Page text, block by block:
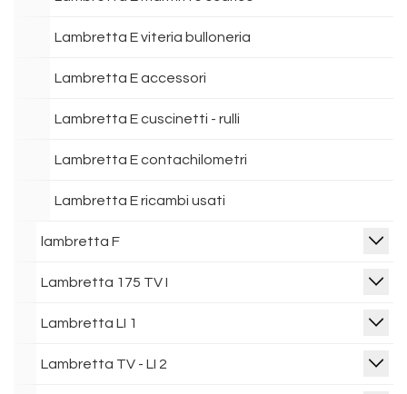
Lambretta E viteria bulloneria
Lambretta E accessori
Lambretta E cuscinetti - rulli
Lambretta E contachilometri
Lambretta E ricambi usati
lambretta F
Lambretta 175 TV I
Lambretta LI 1
Lambretta TV - LI 2